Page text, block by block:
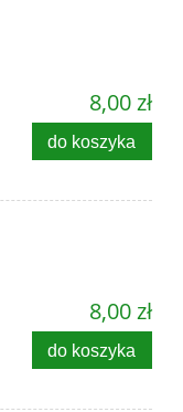
8,00 zł
do koszyka
8,00 zł
do koszyka